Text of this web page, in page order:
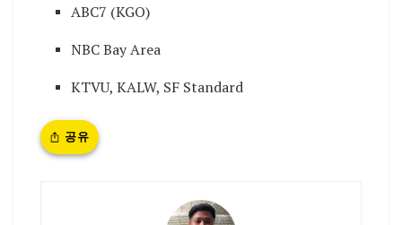
ABC7 (KGO)
NBC Bay Area
KTVU, KALW, SF Standard
공유